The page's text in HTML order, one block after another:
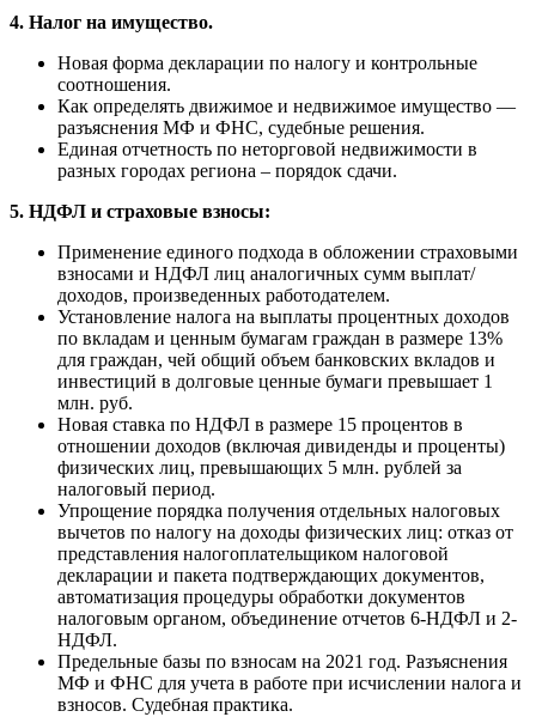
4. Налог на имущество.
Новая форма декларации по налогу и контрольные
соотношения.
Как определять движимое и недвижимое имущество —
разъяснения МФ и ФНС, судебные решения.
Единая отчетность по неторговой недвижимости в
разных городах региона – порядок сдачи.
5. НДФЛ и страховые взносы:
Применение единого подхода в обложении страховыми
взносами и НДФЛ лиц аналогичных сумм выплат/
доходов, произведенных работодателем.
Установление налога на выплаты процентных доходов
по вкладам и ценным бумагам граждан в размере 13%
для граждан, чей общий объем банковских вкладов и
инвестиций в долговые ценные бумаги превышает 1
млн. руб.
Новая ставка по НДФЛ в размере 15 процентов в
отношении доходов (включая дивиденды и проценты)
физических лиц, превышающих 5 млн. рублей за
налоговый период.
Упрощение порядка получения отдельных налоговых
вычетов по налогу на доходы физических лиц: отказ от
представления налогоплательщиком налоговой
декларации и пакета подтверждающих документов,
автоматизация процедуры обработки документов
налоговым органом, объединение отчетов 6-НДФЛ и 2-
НДФЛ.
Предельные базы по взносам на 2021 год. Разъяснения
МФ и ФНС для учета в работе при исчислении налога и
взносов. Судебная практика.